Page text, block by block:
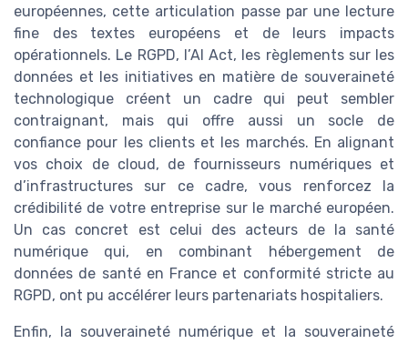
européennes, cette articulation passe par une lecture
fine des textes européens et de leurs impacts
opérationnels. Le RGPD, l’AI Act, les règlements sur les
données et les initiatives en matière de souveraineté
technologique créent un cadre qui peut sembler
contraignant, mais qui offre aussi un socle de
confiance pour les clients et les marchés. En alignant
vos choix de cloud, de fournisseurs numériques et
d’infrastructures sur ce cadre, vous renforcez la
crédibilité de votre entreprise sur le marché européen.
Un cas concret est celui des acteurs de la santé
numérique qui, en combinant hébergement de
données de santé en France et conformité stricte au
RGPD, ont pu accélérer leurs partenariats hospitaliers.
Enfin, la souveraineté numérique et la souveraineté